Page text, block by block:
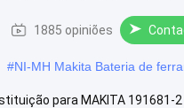
1885 opiniões
#NI-MH Makita Bateria de
para MAKITA 191681-